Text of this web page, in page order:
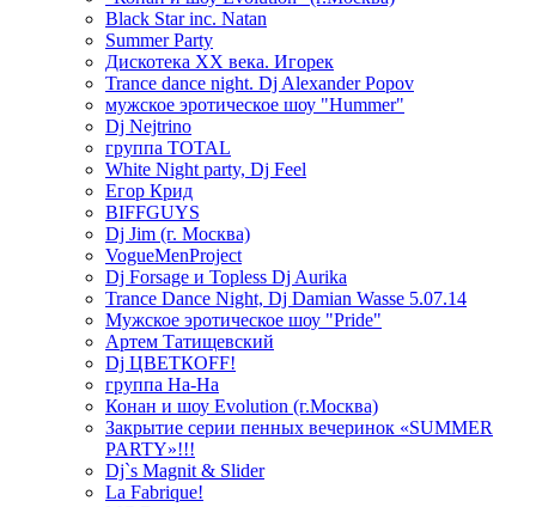
Black Star inc. Natan
Summer Party
Дискотека ХХ века. Игорек
Trance dance night. Dj Alexander Popov
мужское эротическое шоу "Hummer"
Dj Nejtrino
группа TOTAL
White Night party, Dj Feel
Егор Крид
BIFFGUYS
Dj Jim (г. Москва)
VogueMenProject
Dj Forsage и Topless Dj Aurika
Trance Dance Night, Dj Damian Wasse 5.07.14
Мужское эротическое шоу "Pride"
Артем Татищевский
Dj ЦВЕТКOFF!
группа На-На
Конан и шоу Evolution (г.Москва)
Закрытие серии пенных вечеринок «SUMMER
PARTY»!!!
Dj`s Magnit & Slider
La Fabrique!